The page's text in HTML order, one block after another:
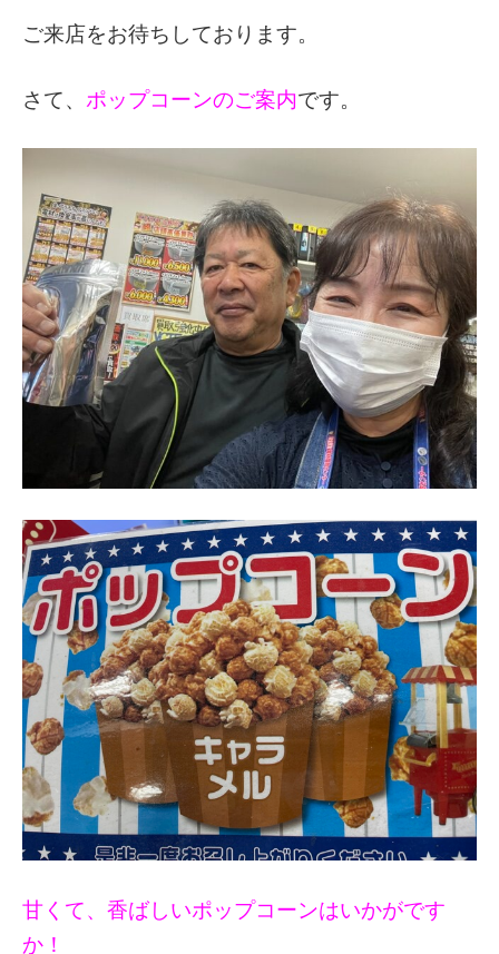
ご来店をお待ちしております。
さて、 ポップコーンのご案内です。
甘くて、香ばしいポップコーンはいかがです
か！